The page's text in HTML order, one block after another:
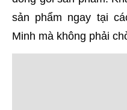
sản phẩm ngay tại
Minh mà không phải